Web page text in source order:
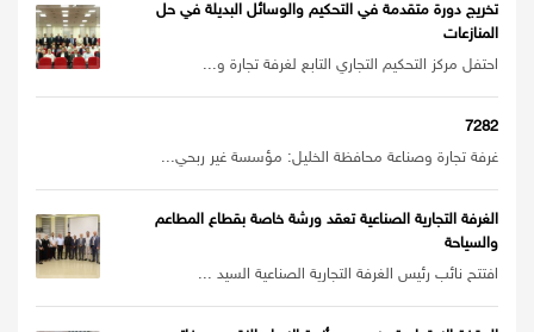
تخريج دورة متقدمة في التحكيم والوسائل البديلة في حل
المنازعات
احتفل مركز التحكيم التجاري التابع لغرفة تجارة و...
7282
غرفة تجارة وصناعة محافظة الخليل: مؤسسة غير ربحي...
الغرفة التجارية الصناعية تعقد ورشة خاصة بقطاع المطاعم
والسياحة
افتتح نائب رئيس الغرفة التجارية الصناعية السيد ...